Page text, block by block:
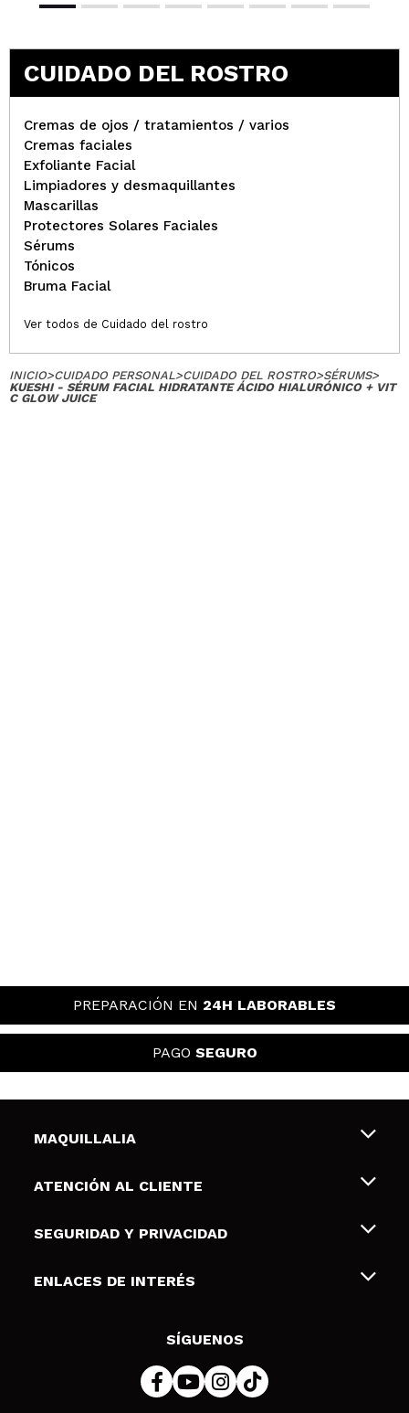
CUIDADO DEL ROSTRO
Cremas de ojos / tratamientos / varios
Cremas faciales
Exfoliante Facial
Limpiadores y desmaquillantes
Mascarillas
Protectores Solares Faciales
Sérums
Tónicos
Bruma Facial
Ver todos de Cuidado del rostro
INICIO>CUIDADO PERSONAL>CUIDADO DEL ROSTRO>SÉRUMS>
KUESHI - SÉRUM FACIAL HIDRATANTE ÁCIDO HIALURÓNICO + VIT
C GLOW JUICE
PREPARACIÓN EN 24H LABORABLES
PAGO SEGURO
MAQUILLALIA
Sobre nosotros
Tarjetas de Regalo
ATENCIÓN AL CLIENTE
Envíos y devoluciones
Formas de pago
SEGURIDAD Y PRIVACIDAD
Terminos y condiciones de uso
Política de cookies
ENLACES DE INTERÉS
SÍGUENOS